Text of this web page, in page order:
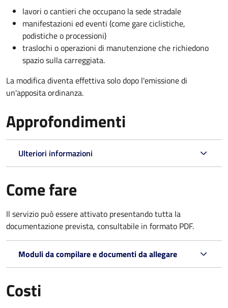
lavori o cantieri che occupano la sede stradale
manifestazioni ed eventi (come gare ciclistiche,
podistiche o processioni)
traslochi o operazioni di manutenzione che richiedono
spazio sulla carreggiata.
La modifica diventa effettiva solo dopo l'emissione di
un'apposita ordinanza.
Approfondimenti
Ulteriori informazioni
Come fare
Il servizio può essere attivato presentando tutta la
documentazione prevista, consultabile in formato PDF.
Moduli da compilare e documenti da allegare
Costi